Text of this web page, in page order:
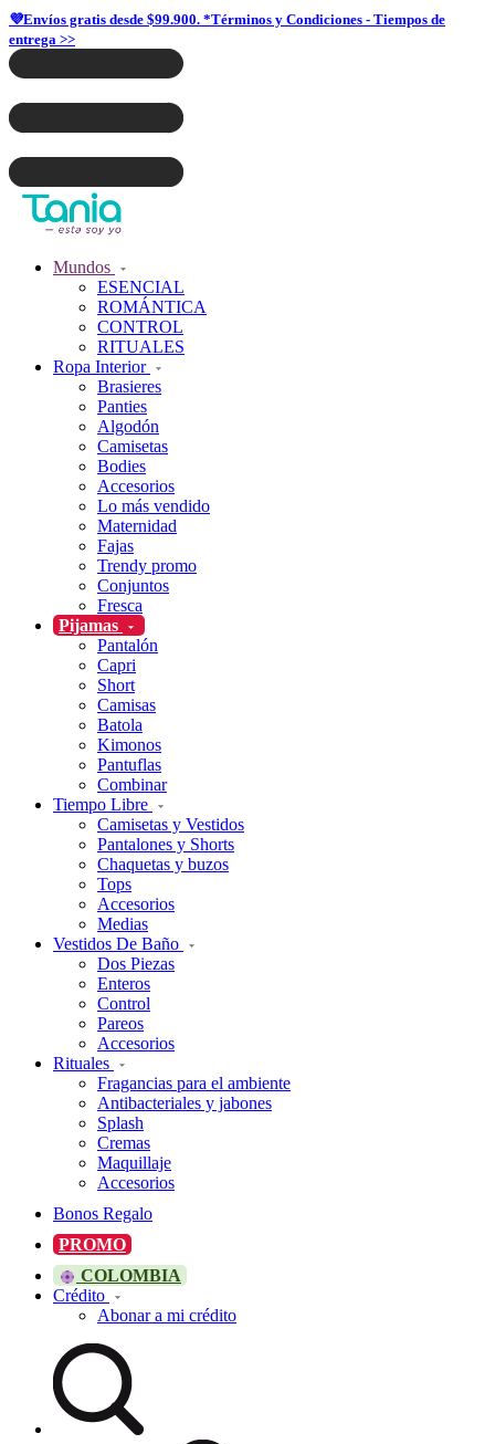
💜Envíos gratis desde $99.900. *Términos y Condiciones - Tiempos de
entrega >>
Mundos
ESENCIAL
ROMÁNTICA
CONTROL
RITUALES
Ropa Interior
Brasieres
Panties
Algodón
Camisetas
Bodies
Accesorios
Lo más vendido
Maternidad
Fajas
Trendy promo
Conjuntos
Fresca
Pijamas
Pantalón
Capri
Short
Camisas
Batola
Kimonos
Pantuflas
Combinar
Tiempo Libre
Camisetas y Vestidos
Pantalones y Shorts
Chaquetas y buzos
Tops
Accesorios
Medias
Vestidos De Baño
Dos Piezas
Enteros
Control
Pareos
Accesorios
Rituales
Fragancias para el ambiente
Antibacteriales y jabones
Splash
Cremas
Maquillaje
Accesorios
Bonos Regalo
PROMO
COLOMBIA
Crédito
Abonar a mi crédito